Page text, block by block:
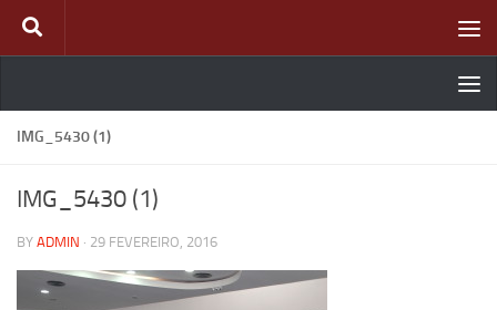
Skip to content
IMG_5430 (1)
IMG_5430 (1)
BY ADMIN · 29 FEVEREIRO, 2016